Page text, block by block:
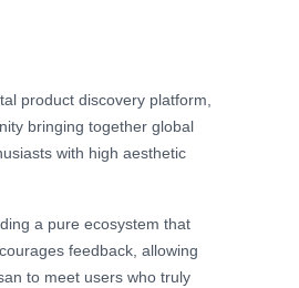
product discovery platform,
bringing together global
with high aesthetic
a pure ecosystem that
feedback, allowing
to meet users who truly